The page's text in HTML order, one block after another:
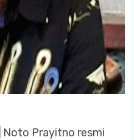
Noto Prayitno resmi